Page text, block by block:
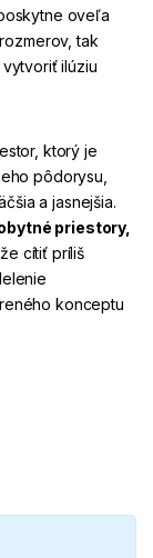
oveľa
tak
ilúziu
ktorý je
pôdorysu,
a jasnejšia.
priestory,
cítiť príliš
konceptu